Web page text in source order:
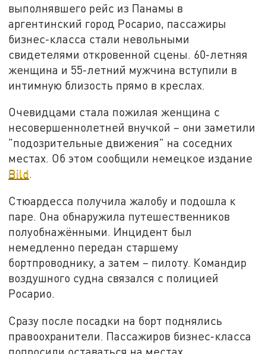
выполнявшего рейс из Панамы в
аргентинский город Росарио, пассажиры
бизнес-класса стали невольными
свидетелями откровенной сцены. 60-летняя
женщина и 55-летний мужчина вступили в
интимную близость прямо в креслах.
Очевидцами стала пожилая женщина с
несовершеннолетней внучкой – они заметили
"подозрительные движения" на соседних
местах. Об этом сообщили немецкое издание
Bild.
Стюардесса получила жалобу и подошла к
паре. Она обнаружила путешественников
полуобнажёнными. Инцидент был
немедленно передан старшему
бортпроводнику, а затем – пилоту. Командир
воздушного судна связался с полицией
Росарио.
Сразу после посадки на борт поднялись
правоохранители. Пассажиров бизнес-класса
попросили оставаться на местах.